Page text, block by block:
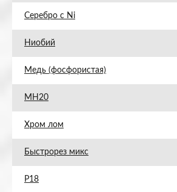
Серебро с Ni
Ниобий
Медь (фосфористая)
МН20
Хром лом
Быстрорез микс
Р18